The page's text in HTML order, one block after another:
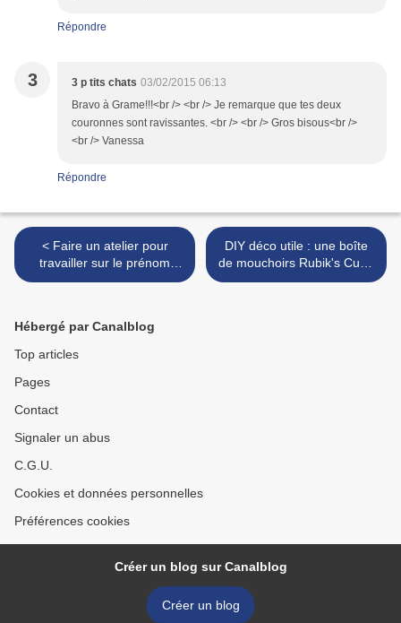
Répondre
3 3 p tits chats 03/02/2015 06:13
Bravo à Grame!!!<br /> <br /> Je remarque que tes deux
couronnes sont ravissantes. <br /> <br /> Gros bisous<br />
<br /> Vanessa
Répondre
< Faire un atelier pour
travailler sur le prénom
avec des bouchons
DIY déco utile : une boîte
de mouchoirs Rubik's Cube
>
Hébergé par Canalblog
Top articles
Pages
Contact
Signaler un abus
C.G.U.
Cookies et données personnelles
Préférences cookies
Créer un blog sur Canalblog
Créer un blog